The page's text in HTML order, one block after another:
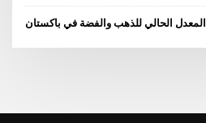
المعدل الحالي للذهب والفضة في باكستان